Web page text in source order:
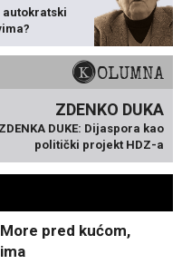
autokratski
KOLUMNA
ZDENKO DUKA
DUKE: Dijaspora kao
politički projekt HDZ-a
More pred kućom,